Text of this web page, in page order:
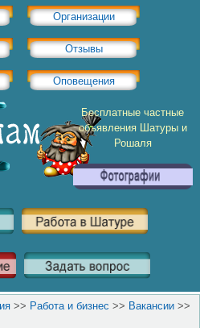
Организации
Отзывы
Оповещения
Бесплатные частные
объявления Шатуры и
Рошаля
>> Работа и бизнес >> Вакансии >>